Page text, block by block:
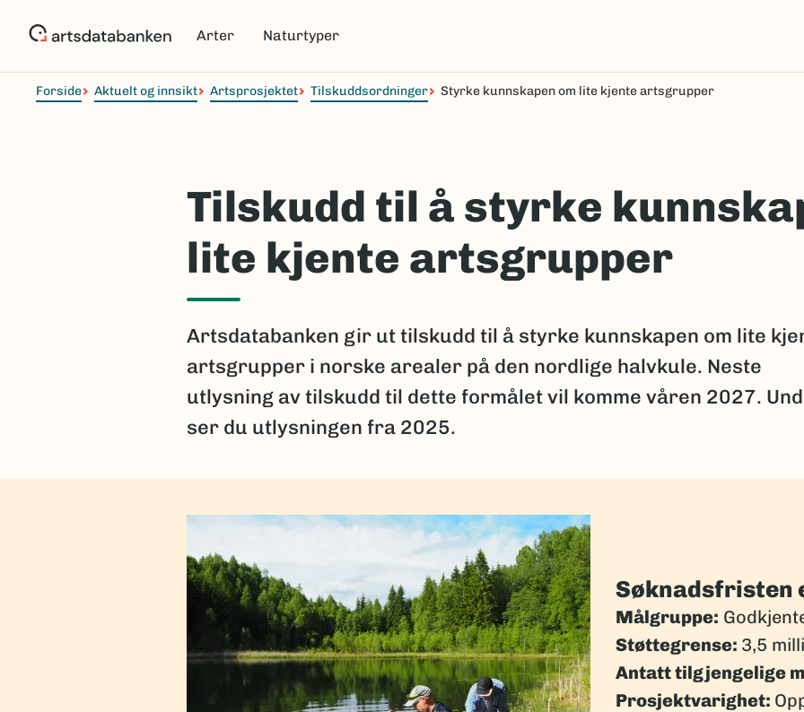
Arter Naturtyper
Forside Aktuelt og innsikt Artsprosjektet Tilskuddsordninger Styrke kunnskapen om lite kjente artsgrupper
Tilskudd til å styrke
lite kjente artsgrupper
Artsdatabanken gir ut tilskudd til å styrke kunnskapen om lite
artsgrupper i norske arealer på den nordlige halvkule. Neste
utlysning av tilskudd til dette formålet vil komme våren 2027.
ser du utlysningen fra 2025.
Søknadsfristen
Målgruppe:
Støttegrense: 3,5
Antatt tilgjengelige
Prosjektvarighet: